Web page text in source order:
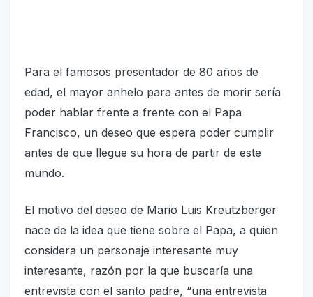
Para el famosos presentador de 80 años de
edad, el mayor anhelo para antes de morir sería
poder hablar frente a frente con el Papa
Francisco, un deseo que espera poder cumplir
antes de que llegue su hora de partir de este
mundo.
El motivo del deseo de Mario Luis Kreutzberger
nace de la idea que tiene sobre el Papa, a quien
considera un personaje interesante muy
interesante, razón por la que buscaría una
entrevista con el santo padre, “una entrevista